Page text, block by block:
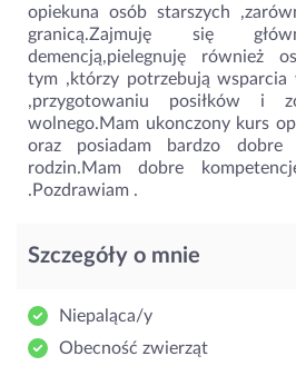
opiekuna osób starszych
granicą.Zajmuję się
demencją,pielegnuję również
tym ,którzy potrzebują wsparcia
,przygotowaniu posiłków i
wolnego.Mam ukonczony kurs
oraz posiadam bardzo
rodzin.Mam dobre
.Pozdrawiam .
Szczegóły o mnie
Niepaląca/y
Obecność zwierząt